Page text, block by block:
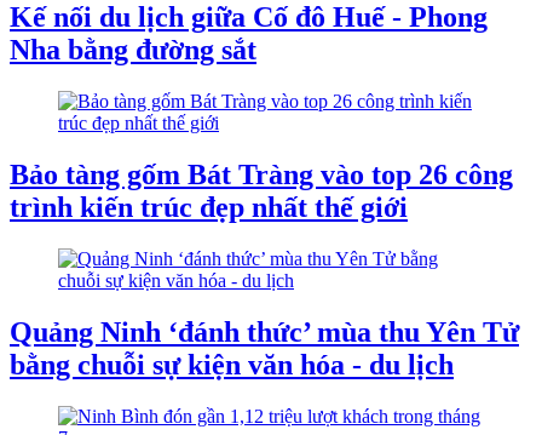
Kế nối du lịch giữa Cố đô Huế - Phong
Nha bằng đường sắt
Bảo tàng gốm Bát Tràng vào top 26 công
trình kiến trúc đẹp nhất thế giới
Quảng Ninh ‘đánh thức’ mùa thu Yên Tử
bằng chuỗi sự kiện văn hóa - du lịch